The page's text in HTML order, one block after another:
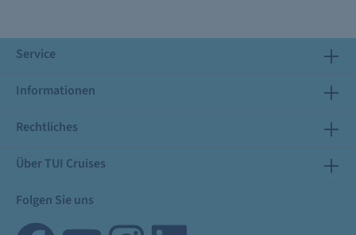
Service
Informationen
Rechtliches
Über TUI Cruises
Folgen Sie uns